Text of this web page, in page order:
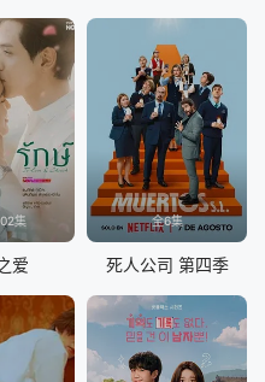
集
爱
全6集
死人公司 第四季